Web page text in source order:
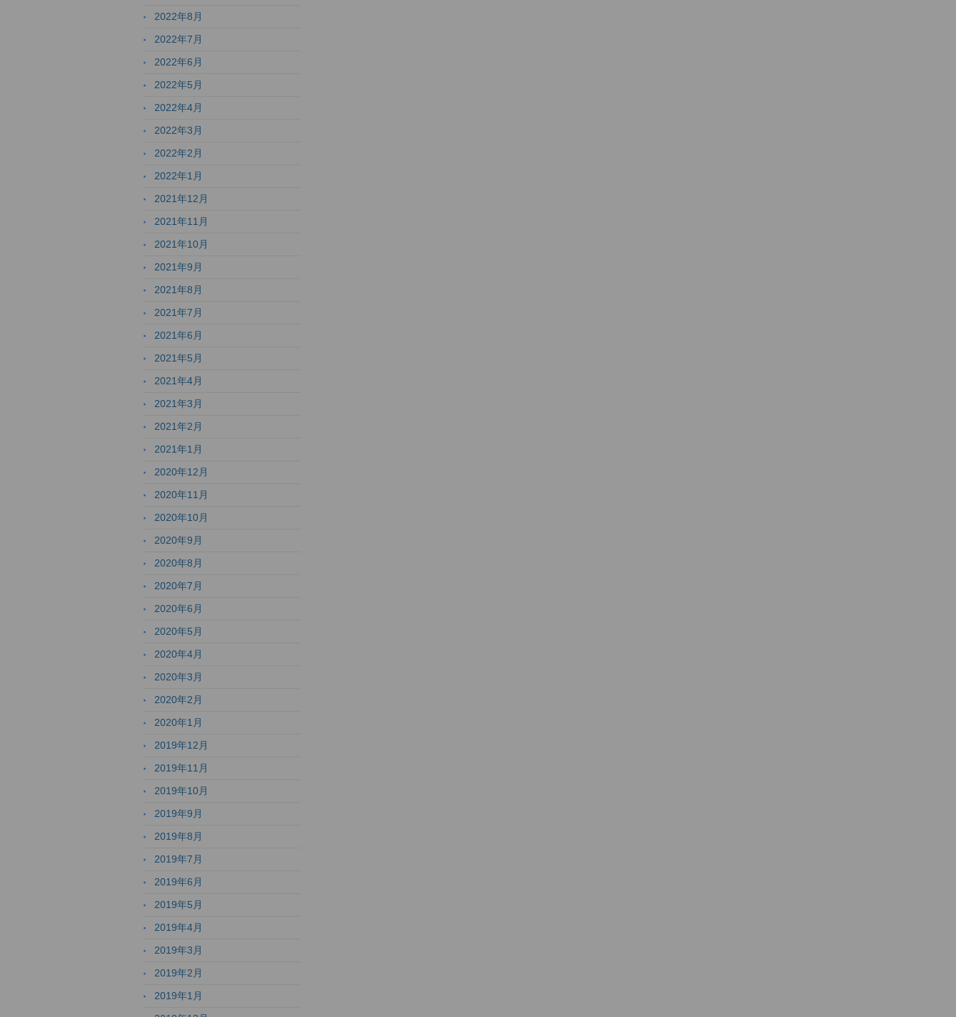
2022年8月
2022年7月
2022年6月
2022年5月
2022年4月
2022年3月
2022年2月
2022年1月
2021年12月
2021年11月
2021年10月
2021年9月
2021年8月
2021年7月
2021年6月
2021年5月
2021年4月
2021年3月
2021年2月
2021年1月
2020年12月
2020年11月
2020年10月
2020年9月
2020年8月
2020年7月
2020年6月
2020年5月
2020年4月
2020年3月
2020年2月
2020年1月
2019年12月
2019年11月
2019年10月
2019年9月
2019年8月
2019年7月
2019年6月
2019年5月
2019年4月
2019年3月
2019年2月
2019年1月